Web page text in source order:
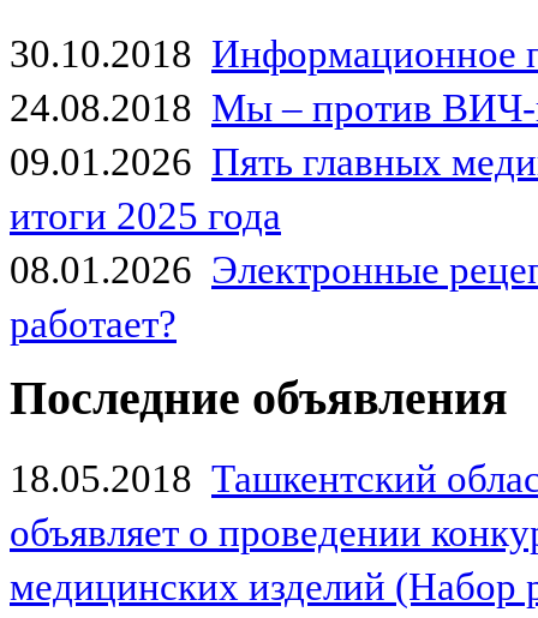
30.10.2018 Информационное
24.08.2018 Мы – против
09.01.2026 Пять главных
итоги 2025 года
08.01.2026 Электронные
работает?
Последние объявления
18.05.2018 Ташкентский
объявляет о проведении
медицинских изделий (Набор